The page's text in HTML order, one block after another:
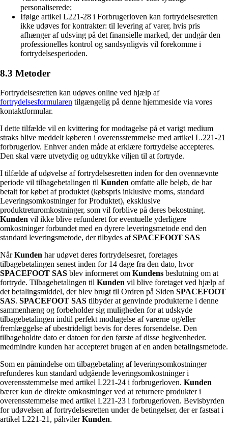
personaliserede;
Ifølge artikel L221-28 i Forbrugerloven kan fortrydelsesretten
ikke udøves for kontrakter: til levering af varer, hvis pris
afhænger af udsving på det finansielle marked, der undgår den
professionelles kontrol og sandsynligvis vil forekomme i
fortrydelsesperioden.
8.3 Metoder
Fortrydelsesretten kan udøves online ved hjælp af
fortrydelsesformularen tilgængelig på denne hjemmeside via vores
kontaktformular.
I dette tilfælde vil en kvittering for modtagelse på et varigt medium
straks blive meddelt køberen i overensstemmelse med artikel L.221-21
forbrugerlov. Enhver anden måde at erklære fortrydelse accepteres.
Den skal være utvetydig og udtrykke viljen til at fortryde.
I tilfælde af udøvelse af fortrydelsesretten inden for den ovennævnte
periode vil tilbagebetalingen til Kunden omfatte alle beløb, de har
betalt for købet af produktet (købspris inklusive moms, standard
Leveringsomkostninger for Produktet), eksklusive
produktreturomkostninger, som vil forblive på deres bekostning.
Kunden vil ikke blive refunderet for eventuelle yderligere
omkostninger forbundet med en dyrere leveringsmetode end den
standard leveringsmetode, der tilbydes afSPACEFOOT SAS
NårKunden har udøvet deres fortrydelsesret, foretages
tilbagebetalingen senest inden for 14 dage fra den dato, hvor
SPACEFOOT SAS blev informeret om Kundens beslutning om at
fortryde. Tilbagebetalingen til Kunden vil blive foretaget ved hjælp af
det betalingsmiddel, der blev brugt til Ordren på Siden SPACEFOOT
SAS. SPACEFOOT SAS tilbyder at genvinde produkterne i denne
sammenhæng og forbeholder sig muligheden for at udskyde
tilbagebetalingen indtil perfekt modtagelse af varerne og/eller
fremlæggelse af ubestrideligt bevis for deres forsendelse. Den
tilbageholdte dato er datoen for den første af disse begivenheder.
medmindre kunden har accepteret brugen af en anden betalingsmetode.
Som en påmindelse om tilbagebetaling af leveringsomkostninger
refunderes kun standard udgående leveringsomkostninger i
overensstemmelse med artikel L221-24 i forbrugerloven. Kunden
bærer kun de direkte omkostninger ved at returnere produkter i
overensstemmelse med artikel L221-23 i forbrugerloven. Bevisbyrden
for udøvelsen af fortrydelsesretten under de betingelser, der er fastsat i
artikel L221-21, påhvilerKunden.